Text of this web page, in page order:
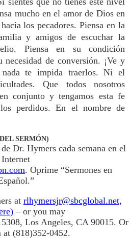
mucho en el amor de Dios en
los pecadores. Piensa en la
y amigos de escuchar la
Piensa en su condición
necesidad de conversión. ¡Ve y
te impida traerlos. Ni el
Que todos nosotros
conjunto y tengamos esta fe
perdidos. En el nombre de
SERMÓN)
Dr. Hymers cada semana en el
Internet
. Oprime “Sermones en
at rlhymersjr@sbcglobal.net,
– or you may
Los Angeles, CA 90015. Or
at (818)352-0452.